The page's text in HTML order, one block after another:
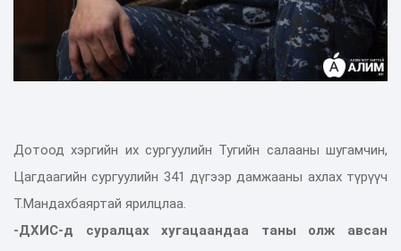
Дотоод хэргийн их сургуулийн Тугийн салааны шугамчин,
Цагдаагийн сургуулийн 341 дүгээр дамжааны ахлах түрүүч
Т.Мандахбаяртай ярилцлаа.
-ДХИС-д суралцах хугацаандаа таны олж авсан